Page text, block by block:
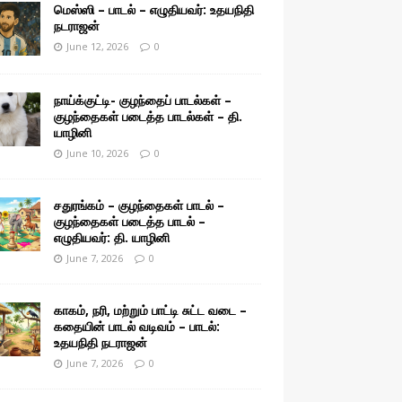
மெஸ்ஸி – பாடல் – எழுதியவர்: உதயநிதி
நடராஜன்
June 12, 2026 0
நாய்க்குட்டி- குழந்தைப் பாடல்கள் –
குழந்தைகள் படைத்த பாடல்கள் – தி.
யாழினி
June 10, 2026 0
சதுரங்கம் – குழந்தைகள் பாடல் –
குழந்தைகள் படைத்த பாடல் –
எழுதியவர்: தி. யாழினி
June 7, 2026 0
காகம், நரி, மற்றும் பாட்டி சுட்ட வடை –
கதையின் பாடல் வடிவம் – பாடல்:
உதயநிதி நடராஜன்
June 7, 2026 0